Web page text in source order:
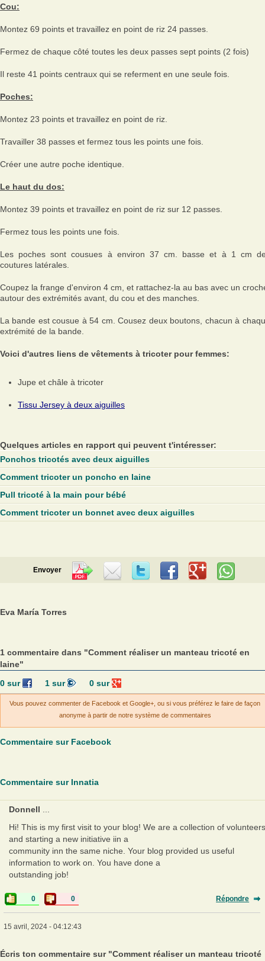
Cou:
Montez 69 points et travaillez en point de riz 24 passes.
Fermez de chaque côté toutes les deux passes sept points (2 fois)
Il reste 41 points centraux qui se referment en une seule fois.
Poches:
Montez 23 points et travaillez en point de riz.
Travailler 38 passes et fermez tous les points une fois.
Créer une autre poche identique.
Le haut du dos:
Montez 39 points et travaillez en point de riz sur 12 passes.
Fermez tous les points une fois.
Les poches sont cousues à environ 37 cm. basse et à 1 cm
coutures latérales.
Coupez la frange d'environ 4 cm, et rattachez-la au bas avec un
autour des extrémités avant, du cou et des manches.
La bande est cousue à 54 cm. Cousez deux boutons, chacun à
extrémité de la bande.
Voici d'autres liens de vêtements à tricoter pour femmes:
Jupe et châle à tricoter
Tissu Jersey à deux aiguilles
Quelques articles en rapport qui peuvent t'intéresser:
Ponchos tricotés avec deux aiguilles
Comment tricoter un poncho en laine
Pull tricoté à la main pour bébé
Comment tricoter un bonnet avec deux aiguilles
Envoyer
Eva María Torres
1 commentaire dans "Comment réaliser un manteau tricoté en
laine"
0sur 1sur 0 sur
Vous pouvez commenter de Facebook et Google+, ou si vous préférez le faire de façon
anonyme à partir de notre système de commentaires
Commentaire sur Facebook
Commentaire sur Innatia
Donnell
Hi! This is my first visit to your blog! We are a collection of volunteers
and starting a new initiative iin a
community inn the same niche. Your blog provided us useful
information to work on. You have done a
outstanding job!
0 0 Répondre
15 avril, 2024 - 04:12:43
Écris ton commentaire sur "Comment réaliser un manteau tricoté